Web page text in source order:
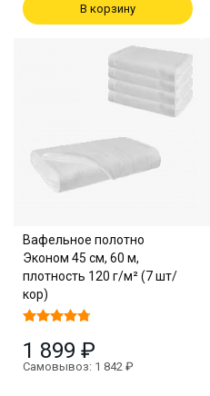
В корзину
Вафельное полотно
Эконом 45 см, 60 м,
плотность 120 г/м² (7 шт/
кор)
1 899 ₽
Самовывоз: 1 842 ₽